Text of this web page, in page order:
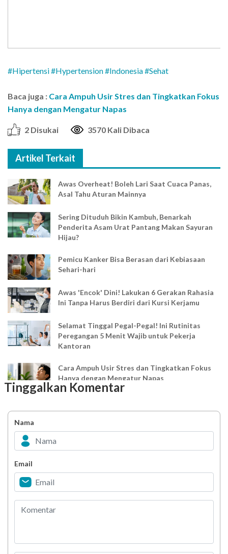
#Hipertensi#Hypertension#Indonesia#Sehat
Baca juga : Cara Ampuh Usir Stres dan Tingkatkan Fokus
Hanya dengan Mengatur Napas
2 Disukai 3570 Kali Dibaca
Artikel Terkait
Awas Overheat! Boleh Lari Saat Cuaca Panas,
Asal Tahu Aturan Mainnya
Sering Dituduh Bikin Kambuh, Benarkah
Penderita Asam Urat Pantang Makan Sayuran
Hijau?
Pemicu Kanker Bisa Berasan dari Kebiasaan
Sehari-hari
Awas 'Encok' Dini! Lakukan 6 Gerakan Rahasia
Ini Tanpa Harus Berdiri dari Kursi Kerjamu
Selamat Tinggal Pegal-Pegal! Ini Rutinitas
Peregangan 5 Menit Wajib untuk Pekerja
Kantoran
Cara Ampuh Usir Stres dan Tingkatkan Fokus
Hanya dengan Mengatur Napas
Bahagia dalam Tubuh
Minuman Manis, Teman atau Ancaman?
Berani Selesaikan Challenge 6.000 Langkah?
Tinggalkan Komentar
Nama
Email